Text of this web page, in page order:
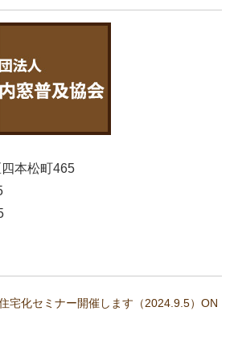
本松町465
宅化セミナー開催します（2024.9.5）ON